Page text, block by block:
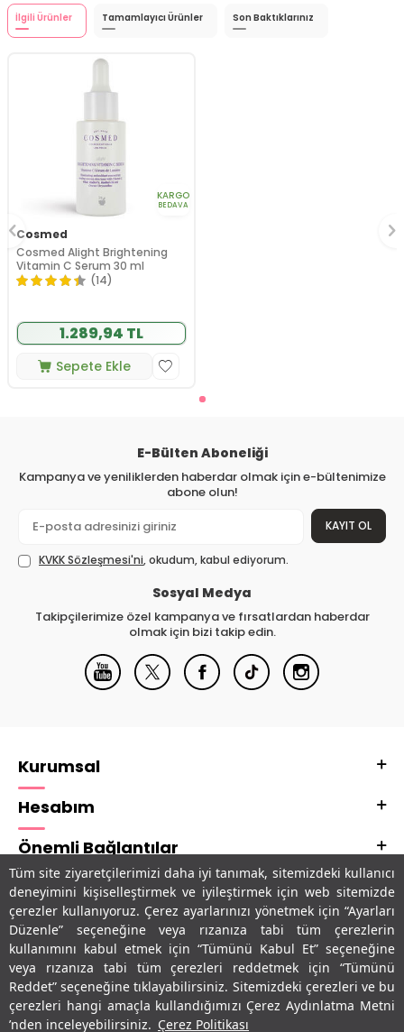
Tüm site ziyaretçilerimizi daha iyi tanımak, sitemizdeki kullanıcı
deneyimini kişiselleştirmek ve iyileştirmek için web sitemizde
çerezler kullanıyoruz. Çerez ayarlarınızı yönetmek için “Ayarları
Düzenle” seçeneğine veya rızanıza tabi tüm çerezlerin
kullanımını kabul etmek için “Tümünü Kabul Et” seçeneğine
veya rızanıza tabi tüm çerezleri reddetmek için “Tümünü
Reddet” seçeneğine tıklayabilirsiniz. Sitemizdeki çerezleri ve bu
çerezleri hangi amaçla kullandığımızı Çerez Aydınlatma Metni
’nden inceleyebilirsiniz. Çerez Politikası
İlgili Ürünler Tamamlayıcı Ürünler Son Baktıklarınız
KARGO
BEDAVA
Cosmed
Cosmed Alight Brightening
Vitamin C Serum 30 ml
(14)
1.289,94 TL
Sepete Ekle
E-Bülten Aboneliği
Kampanya ve yeniliklerden haberdar olmak için e-bültenimize
abone olun!
KAYIT OL
KVKK Sözleşmesi'ni, okudum, kabul ediyorum.
Sosyal Medya
Takipçilerimize özel kampanya ve fırsatlardan haberdar
olmak için bizi takip edin.
Kurumsal
Hesabım
Önemli Bağlantılar
Adres & İletişim
Uygulamalarımız